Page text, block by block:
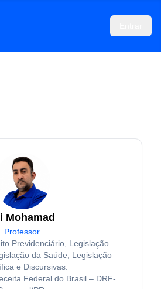
Mohamad
Professor
Previdenciário, Legislação
da Saúde, Legislação
e Discursivas.
Federal do Brasil – DRF-